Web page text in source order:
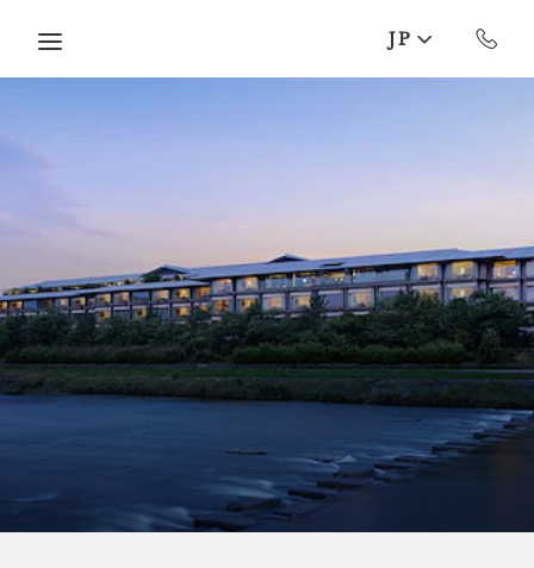
Skip to main content JP